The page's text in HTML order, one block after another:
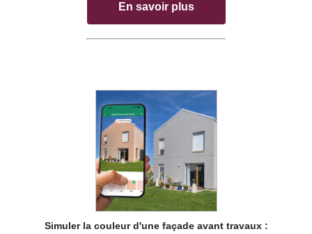
En savoir plus
Simuler la couleur d'une façade avant travaux :